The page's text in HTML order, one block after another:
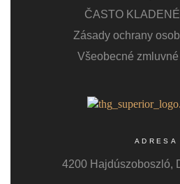
ČASTO
Zásady ochrany
Všeobecné
ADRESA
4200 Hajdúszoboszló,